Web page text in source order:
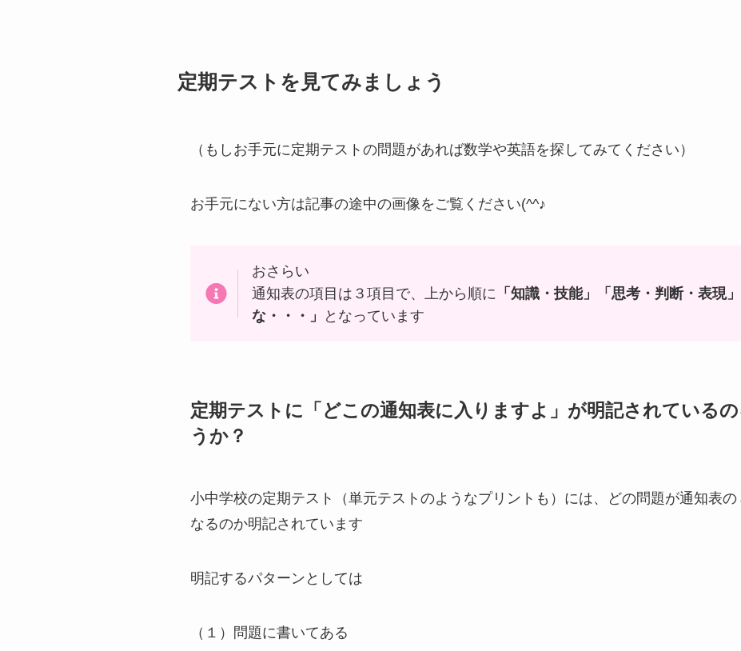
定期テストを見てみましょう
（もしお手元に定期テストの問題があれば数学や英語を探してみてください）
お手元にない方は記事の途中の画像をご覧ください(^^♪
おさらい
通知表の項目は３項目で、上から順に 「知識・技能」「思考・判断・表現
な・・・」
となっています
定期テストに「どこの通知表に入りますよ」が明記されている
うか？
小中学校の定期テスト（単元テストのようなプリントも）には、どの問題が通知表
なるのか明記されています
明記するパターンとしては
（１）問題に書いてある